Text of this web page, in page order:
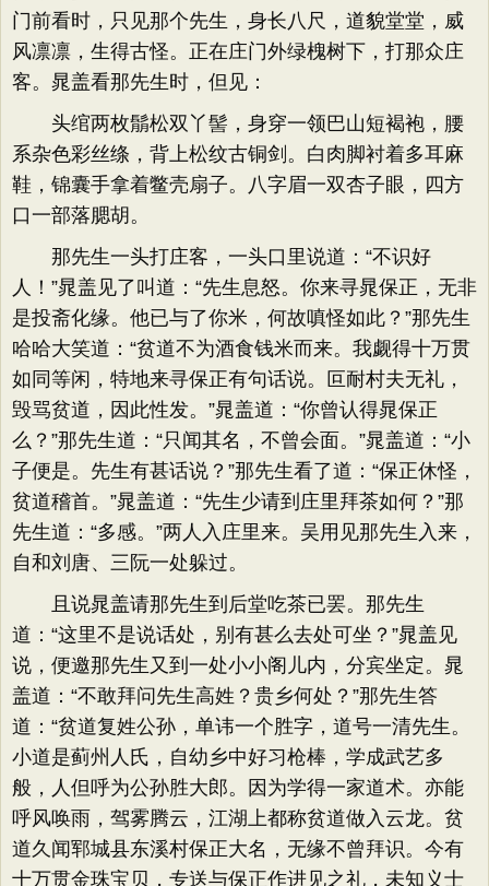
门前看时，只见那个先生，身长八尺，道貌堂堂，威
风凛凛，生得古怪。正在庄门外绿槐树下，打那众庄
客。晁盖看那先生时，但见：
头绾两枚鬅松双丫髻，身穿一领巴山短褐袍，腰
系杂色彩丝绦，背上松纹古铜剑。白肉脚衬着多耳麻
鞋，锦囊手拿着鳖壳扇子。八字眉一双杏子眼，四方
口一部落腮胡。
那先生一头打庄客，一头口里说道：“不识好
人！”晁盖见了叫道：“先生息怒。你来寻晁保正，无非
是投斋化缘。他已与了你米，何故嗔怪如此？”那先生
哈哈大笑道：“贫道不为酒食钱米而来。我觑得十万贯
如同等闲，特地来寻保正有句话说。叵耐村夫无礼，
毁骂贫道，因此性发。”晁盖道：“你曾认得晁保正
么？”那先生道：“只闻其名，不曾会面。”晁盖道：“小
子便是。先生有甚话说？”那先生看了道：“保正休怪，
贫道稽首。”晁盖道：“先生少请到庄里拜茶如何？”那
先生道：“多感。”两人入庄里来。吴用见那先生入来，
自和刘唐、三阮一处躲过。
且说晁盖请那先生到后堂吃茶已罢。那先生
道：“这里不是说话处，别有甚么去处可坐？”晁盖见
说，便邀那先生又到一处小小阁儿内，分宾坐定。晁
盖道：“不敢拜问先生高姓？贵乡何处？”那先生答
道：“贫道复姓公孙，单讳一个胜字，道号一清先生。
小道是蓟州人氏，自幼乡中好习枪棒，学成武艺多
般，人但呼为公孙胜大郎。因为学得一家道术。亦能
呼风唤雨，驾雾腾云，江湖上都称贫道做入云龙。贫
道久闻郓城县东溪村保正大名，无缘不曾拜识。今有
十万贯金珠宝贝，专送与保正作进见之礼，未知义士